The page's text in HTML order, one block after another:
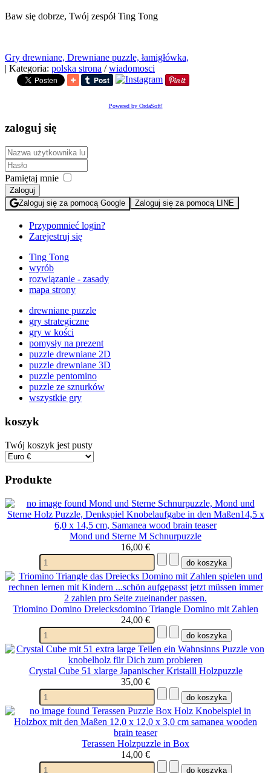
Baw się dobrze, Twój zespół Ting Tong
Gry drewniane, Drewniane puzzle, łamigłówka,
| Kategoria: polska strona /wiadomosci
Powered by OrdaSoft!
zaloguj się
Pamiętaj mnie
Zaloguj
Zaloguj się za pomocą Google
Zaloguj się za pomocą LINE
Przypomnieć login?
Zarejestruj się
Ting Tong
wyrób
rozwiązanie - zasady
mapa strony
drewniane puzzle
gry strategiczne
gry w kości
pomysły na prezent
puzzle drewniane 2D
puzzle drewniane 3D
puzzle pentomino
puzzle ze sznurków
wszystkie gry
koszyk
Twój koszyk jest pusty
Produkte
Mond und Sterne M Schnurpuzzle
16,00 €
Triomino Domino Dreiecksdomino Triangle Domino mit Zahlen
24,00 €
Crystal Cube 51 xlarge Japanischer Kristalll Holzpuzzle
35,00 €
Terassen Holzpuzzle in Box
14,00 €